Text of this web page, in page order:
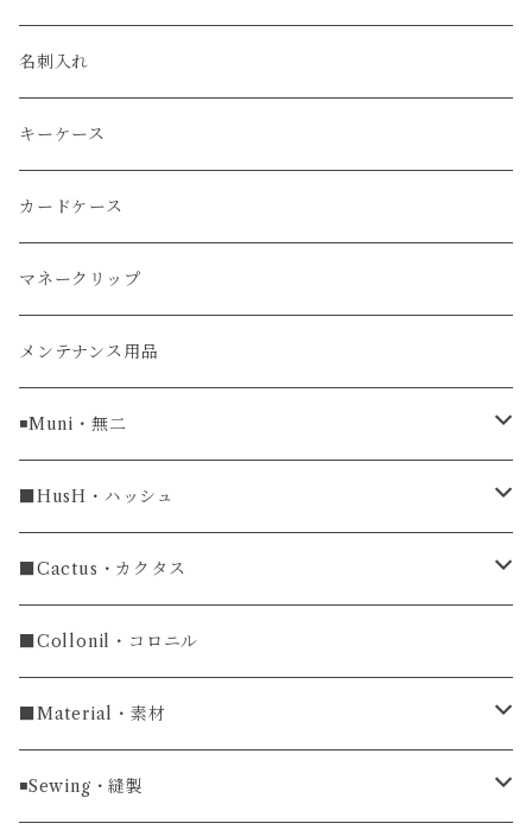
エレファント
アリゲーター
リザード
ガルーシャ（エイ）
牛革
ラグ幅16mm
ラグ幅18mm
ラグ幅19mm
ラグ幅20mm
ラグ幅22mm
ラグ幅24mm
ルミノックス / LUMINOX
エルメス / HERMES
長財布
名刺入れ
キーケース
カードケース
マネークリップ
メンテナンス用品
◾️Muni・無二
長財布
長財布
ラウンドファスナー長財布
名刺入れ
小銭入れ
キーケース
時計ベルト
■HusH・ハッシュ
ラウンドファスナー
カードケース
マウスパッド
コインケース
■Cactus・カクタス
コインケース
キーホルダー
ライターケース
■Collonil・コロニル
■Material・素材
クロコダイル
◾️Sewing・縫製